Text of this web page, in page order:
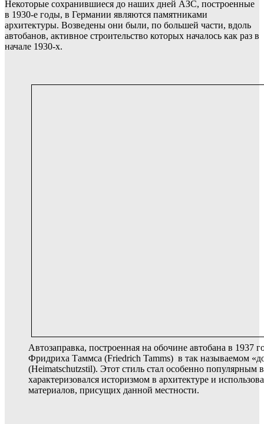
Некоторые сохранившиеся до наших дней АЗС, построенные
в 1930-е годы, в Германии являются памятниками
архитектуры. Возведены они были, по большей части, вдоль
автобанов, активное строительство которых началось как раз в
начале 1930-х.
Автозаправка, построенная на обочине автобана в 1937
Фридриха Таммса (Friedrich Tamms) в так называемом
(Heimatschutzstil). Этот стиль стал особенно популярным
характеризовался историзмом в архитектуре и
материалов, присущих данной местности.